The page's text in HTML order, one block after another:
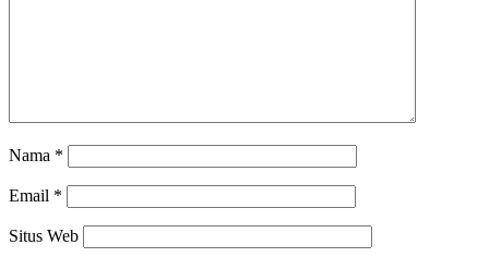
Nama *
Email *
Situs Web